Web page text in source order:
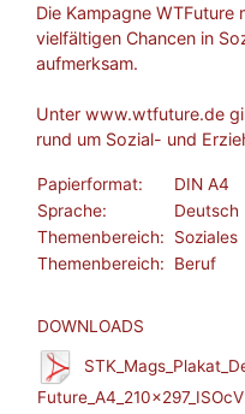
Die Kampagne WTFuture
vielfältigen Chancen in
aufmerksam.
Unter www.wtfuture.de
rund um Sozial- und
Papierformat:
DIN A4
Sprache:
Deutsch
Themenbereich:
Soziales
Themenbereich:
Beruf
DOWNLOADS